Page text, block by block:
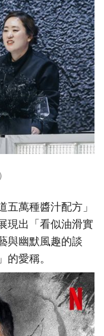
萬種醬汁配方」
現出「看似油滑實
與幽默風趣的談
愛稱。